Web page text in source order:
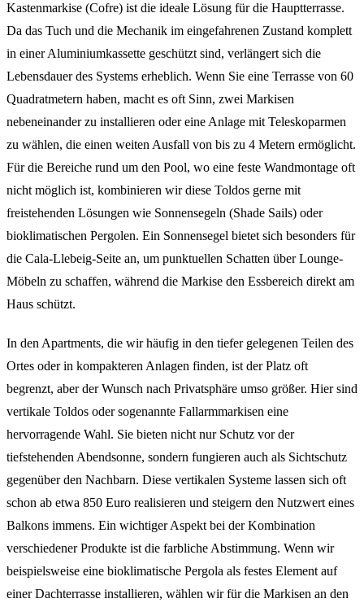
Kastenmarkise (Cofre) ist die ideale Lösung für die Hauptterrasse.
Da das Tuch und die Mechanik im eingefahrenen Zustand komplett
in einer Aluminiumkassette geschützt sind, verlängert sich die
Lebensdauer des Systems erheblich. Wenn Sie eine Terrasse von 60
Quadratmetern haben, macht es oft Sinn, zwei Markisen
nebeneinander zu installieren oder eine Anlage mit Teleskoparmen
zu wählen, die einen weiten Ausfall von bis zu 4 Metern ermöglicht.
Für die Bereiche rund um den Pool, wo eine feste Wandmontage oft
nicht möglich ist, kombinieren wir diese Toldos gerne mit
freistehenden Lösungen wie Sonnensegeln (Shade Sails) oder
bioklimatischen Pergolen. Ein Sonnensegel bietet sich besonders für
die Cala-Llebeig-Seite an, um punktuellen Schatten über Lounge-
Möbeln zu schaffen, während die Markise den Essbereich direkt am
Haus schützt.
In den Apartments, die wir häufig in den tiefer gelegenen Teilen des
Ortes oder in kompakteren Anlagen finden, ist der Platz oft
begrenzt, aber der Wunsch nach Privatsphäre umso größer. Hier sind
vertikale Toldos oder sogenannte Fallarmmarkisen eine
hervorragende Wahl. Sie bieten nicht nur Schutz vor der
tiefstehenden Abendsonne, sondern fungieren auch als Sichtschutz
gegenüber den Nachbarn. Diese vertikalen Systeme lassen sich oft
schon ab etwa 850 Euro realisieren und steigern den Nutzwert eines
Balkons immens. Ein wichtiger Aspekt bei der Kombination
verschiedener Produkte ist die farbliche Abstimmung. Wenn wir
beispielsweise eine bioklimatische Pergola als festes Element auf
einer Dachterrasse installieren, wählen wir für die Markisen an den